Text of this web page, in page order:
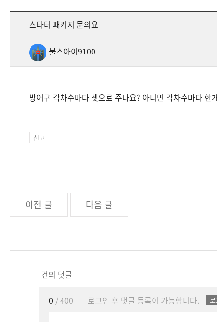
스타터 패키지 문의요
불스아이9100
방어구 각차수마다 셋으로 주나요? 아니면 각차수마다 한
신고
이전 글 다음 글
건의 댓글
로그인 후 댓글 등록이 가능합니다.
0 / 400